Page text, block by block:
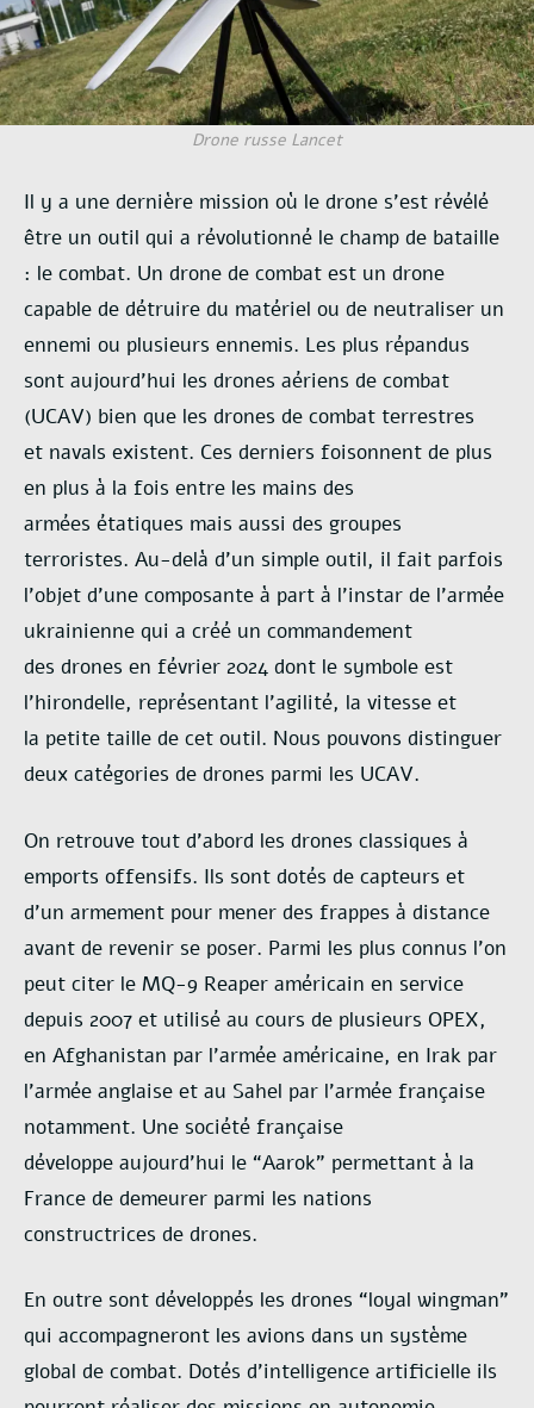
Drone russe Lancet
Il y a une dernière mission où le drone s’est révélé
être un outil qui a révolutionné le champ de bataille
: le combat. Un drone de combat est un drone
capable de détruire du matériel ou de neutraliser un
ennemi ou plusieurs ennemis. Les plus répandus
sont aujourd’hui les drones aériens de combat
(UCAV) bien que les drones de combat terrestres
et navals existent. Ces derniers foisonnent de plus
en plus à la fois entre les mains des
armées étatiques mais aussi des groupes
terroristes. Au-delà d’un simple outil, il fait parfois
l’objet d’une composante à part à l’instar de l’armée
ukrainienne qui a créé un commandement
des drones en février 2024 dont le symbole est
l’hirondelle, représentant l’agilité, la vitesse et
la petite taille de cet outil. Nous pouvons distinguer
deux catégories de drones parmi les UCAV.
On retrouve tout d’abord les drones classiques à
emports offensifs. Ils sont dotés de capteurs et
d’un armement pour mener des frappes à distance
avant de revenir se poser. Parmi les plus connus l’on
peut citer le MQ-9 Reaper américain en service
depuis 2007 et utilisé au cours de plusieurs OPEX,
en Afghanistan par l’armée américaine, en Irak par
l’armée anglaise et au Sahel par l’armée française
notamment. Une société française
développe aujourd’hui le “Aarok” permettant à la
France de demeurer parmi les nations
constructrices de drones.
En outre sont développés les drones “loyal wingman”
qui accompagneront les avions dans un système
global de combat. Dotés d’intelligence artificielle ils